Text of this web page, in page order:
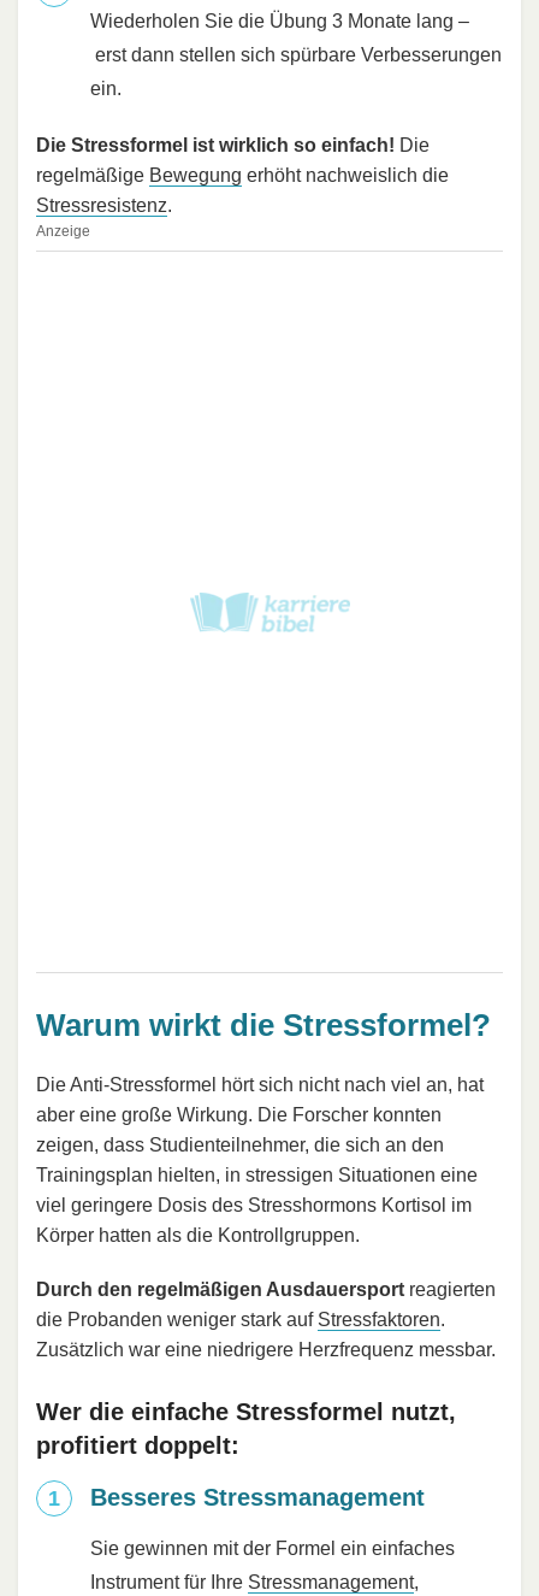
Wiederholen Sie die Übung 3 Monate lang –
erst dann stellen sich spürbare Verbesserungen
ein.
Die Stressformel ist wirklich so einfach! Die
regelmäßige Bewegung erhöht nachweislich die
Stressresistenz.
Anzeige
Warum wirkt die Stressformel?
Die Anti-Stressformel hört sich nicht nach viel an, hat
aber eine große Wirkung. Die Forscher konnten
zeigen, dass Studienteilnehmer, die sich an den
Trainingsplan hielten, in stressigen Situationen eine
viel geringere Dosis des Stresshormons Kortisol im
Körper hatten als die Kontrollgruppen.
Durch den regelmäßigen Ausdauersport reagierten
die Probanden weniger stark auf Stressfaktoren.
Zusätzlich war eine niedrigere Herzfrequenz messbar.
Wer die einfache Stressformel nutzt,
profitiert doppelt:
Besseres Stressmanagement
Sie gewinnen mit der Formel ein einfaches
Instrument für Ihre Stressmanagement,